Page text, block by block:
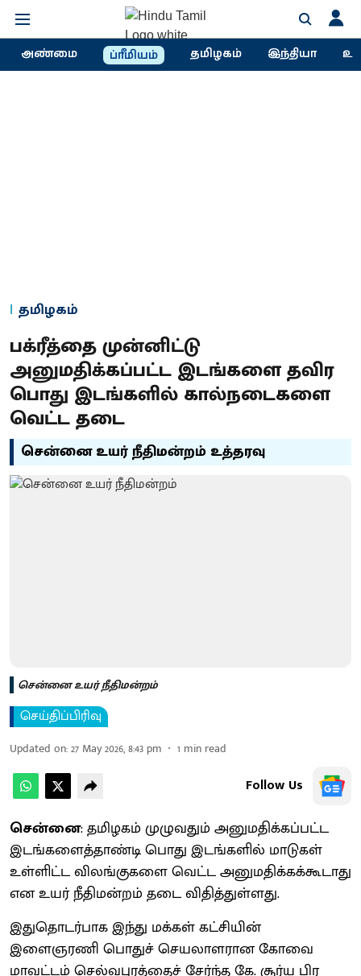
அண்மை ப்ரீமியம் தமிழகம் இந்தியா
தமிழகம்
பக்ரீத்தை முன்னிட்டு
அனுமதிக்கப்பட்ட இடங்களை தவிர
பொது இடங்களில் கால்நடைகளை
வெட்ட தடை
சென்னை உயர் நீதிமன்றம் உத்தரவு
சென்னை உயர் நீதிமன்றம்
செய்திப்பிரிவு
Updated on:27 May 2026, 8:43 pm 1 min read
Follow Us
சென்னை: தமிழகம் முழு​வதும் அனு​ம​திக்​கப்​பட்ட
இடங்​களைத்​தாண்டி பொது இடங்​களில் மாடு​கள்
உள்ளிட்ட விலங்குகளை வெட்ட அனு​ம​திக்​கக்​கூ​டாது
என உயர் நீதி​மன்​றம் தடை விதித்​துள்​ளது.
இதுதொடர்​பாக இந்து மக்​கள் கட்​சி​யின்
இளைஞரணி பொதுச் செய​லா​ள​ரான கோவை
மாவட்​டம் செல்​வபுரத்​தைச் சேர்ந்த கே. சூர்ய பிர​